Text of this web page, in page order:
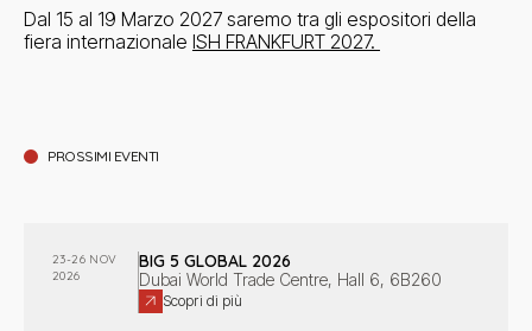
Dal 15 al 19 Marzo 2027 saremo tra gli espositori della
fiera internazionale ISH FRANKFURT 2027.
PROSSIMI EVENTI
risultato
23-26 NOV
2026
BIG 5 GLOBAL 2026
Dubai World Trade Centre, Hall 6, 6B260
Scopri di più